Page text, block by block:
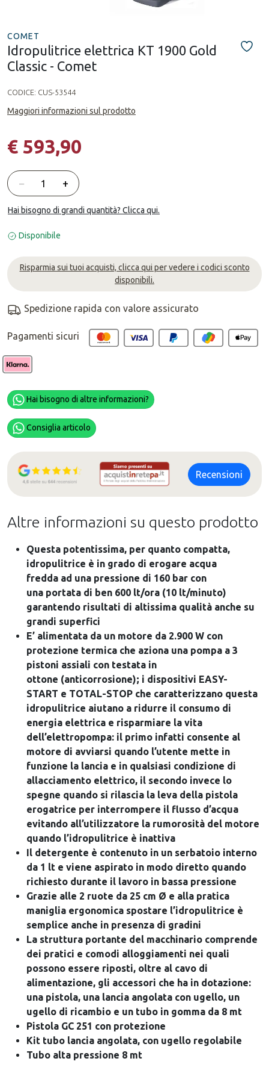
COMET
Idropulitrice elettrica KT 1900 Gold
Classic - Comet
CODICE: CUS-53544
Maggiori informazioni sul prodotto
€ 593,90
Quantità
− +
Hai bisogno di grandi quantità? Clicca qui.
Disponibile
Risparmia sui tuoi acquisti, clicca qui per vedere i codici sconto
disponibili.
Spedizione rapida con valore assicurato
Pagamenti sicuri
Hai bisogno di altre informazioni?
Consiglia articolo
Recensioni
Altre informazioni su questo prodotto
Questa potentissima, per quanto compatta,
idropulitrice è in grado di erogare acqua
fredda ad una pressione di 160 bar con
una portata di ben 600 lt/ora (10 lt/minuto)
garantendo risultati di altissima qualità anche su
grandi superfici
E’ alimentata da un motore da 2.900 W con
protezione termica che aziona una pompa a 3
pistoni assiali con testata in
ottone (anticorrosione); i dispositivi EASY-
START e TOTAL-STOP che caratterizzano questa
idropulitrice aiutano a ridurre il consumo di
energia elettrica e risparmiare la vita
dell’elettropompa: il primo infatti consente al
motore di avviarsi quando l’utente mette in
funzione la lancia e in qualsiasi condizione di
allacciamento elettrico, il secondo invece lo
spegne quando si rilascia la leva della pistola
erogatrice per interrompere il flusso d’acqua
evitando all’utilizzatore la rumorosità del motore
quando l’idropulitrice è inattiva
Il detergente è contenuto in un serbatoio interno
da 1 lt e viene aspirato in modo diretto quando
richiesto durante il lavoro in bassa pressione
Grazie alle 2 ruote da 25 cm Ø e alla pratica
maniglia ergonomica spostare l’idropulitrice è
semplice anche in presenza di gradini
La struttura portante del macchinario comprende
dei pratici e comodi alloggiamenti nei quali
possono essere riposti, oltre al cavo di
alimentazione, gli accessori che ha in dotazione:
una pistola, una lancia angolata con ugello, un
ugello di ricambio e un tubo in gomma da 8 mt
Pistola GC 251 con protezione
Kit tubo lancia angolata, con ugello regolabile
Tubo alta pressione 8 mt